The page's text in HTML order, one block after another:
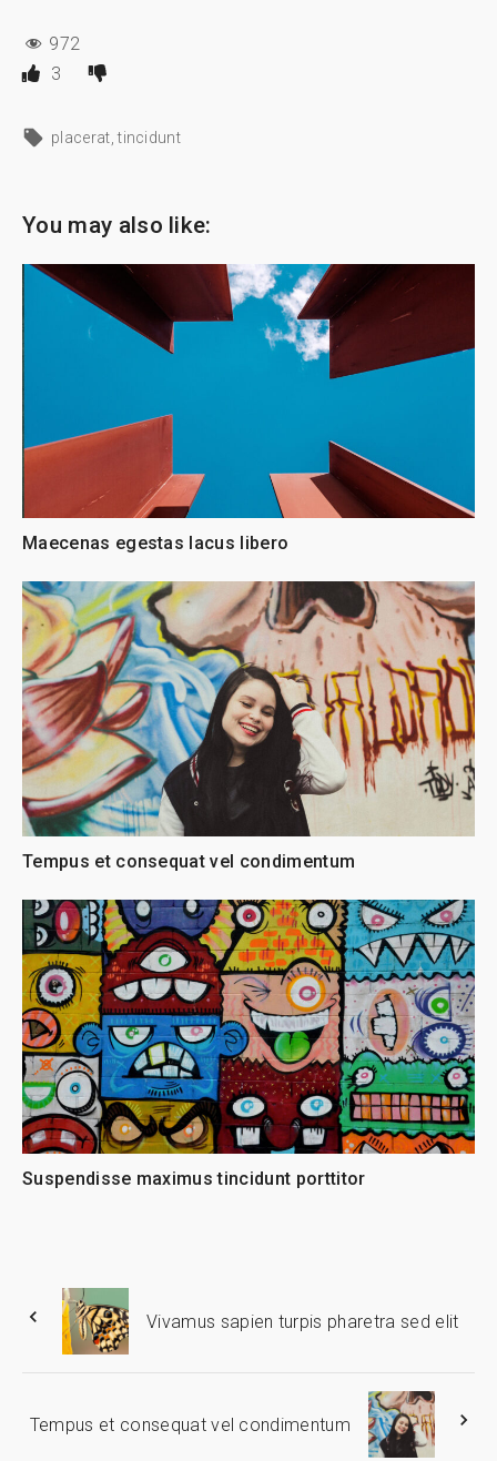
972
3
placerat tincidunt
You may also like:
Maecenas egestas lacus libero
Tempus et consequat vel condimentum
Suspendisse maximus tincidunt porttitor
Vivamus sapien turpis pharetra sed elit
Tempus et consequat vel condimentum